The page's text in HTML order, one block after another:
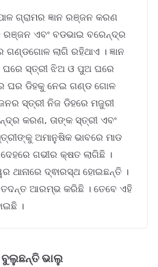
ଗ୍ରାମର ଜ୍ଞାନ ରଞ୍ଜନ କରଣ
ରଞ୍ଜନ ଏବଂ ବଡଭାଇ ବରେନ୍ଦ୍ର
ଲାଗି ରହିଥାଏ । ଜ୍ଞାନ
ସ୍ତ୍ରୀ ଝିଅ ଓ ପୁଅ ଘରେ
ଘର ଡିହକୁ ନେଇ ଗଣ୍ଡ ଗୋଳ
ସ୍ତ୍ରୀ ନିଜ ଡିହରେ ମଜୁରୀ
କରଣ, ତାଙ୍କ ସ୍ତ୍ରୀ ଏବଂ
ଅମାନୁଷିକ ଭାବରେ ମାଡ
ଗଭୀର କ୍ଷତ ଲାଗିଛି ।
ଥାନାରେ ଦ୍ଵାରସ୍ଥ ହୋଇଛନ୍ତି ।
ଆରମ୍ଭ କରିଛି । ତେବେ ଏହି
।
ବୁଲୁଛନ୍ତି ଭାଲୁ